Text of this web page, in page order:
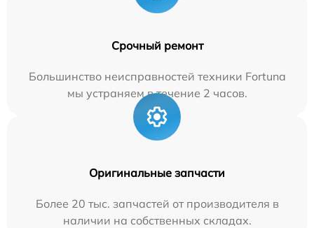
Срочный ремонт
Большинство неисправностей техники Fortuna
мы устраняем в течение 2 часов.
Оригинальные запчасти
Более 20 тыс. запчастей от производителя в
наличии на собственных складах.